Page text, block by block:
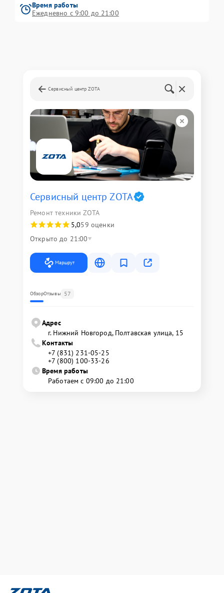
Время работы
Ежедневно с 9:00 до 21:00
Сервисный центр ZOTA
Сервисный центр ZOTA
Ремонт техники ZOTA
5,059 оценки
Открыто до 21:00
Маршрут
ОбзорОтзывы 57
Адрес
г. Нижний Новгород, Полтавская улица, 15
Контакты
+7 (831) 231-05-25
+7 (800) 100-33-26
Время работы
Работаем с 09:00 до 21:00